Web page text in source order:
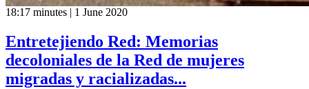
18:17 minutes | 1 June 2020
Entretejiendo Red: Memorias
decoloniales de la Red de mujeres
migradas y racializadas...